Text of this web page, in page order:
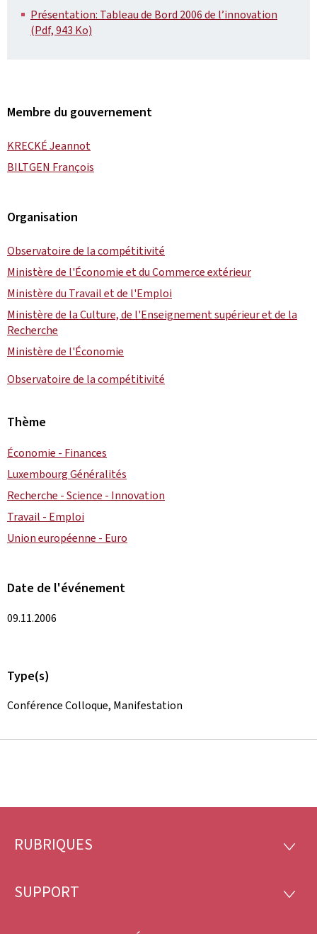
Présentation: Tableau de Bord 2006 de l’innovation
(Pdf, 943 Ko)
Membre du gouvernement
KRECKÉ Jeannot
BILTGEN François
Organisation
Observatoire de la compétitivité
Ministère de l'Économie et du Commerce extérieur
Ministère du Travail et de l'Emploi
Ministère de la Culture, de l'Enseignement supérieur et de la
Recherche
Ministère de l'Économie
Observatoire de la compétitivité
Thème
Économie - Finances
Luxembourg Généralités
Recherche - Science - Innovation
Travail - Emploi
Union européenne - Euro
Date de l'événement
09.11.2006
Type(s)
Conférence Colloque, Manifestation
Pied
page
RUBRIQUES
SUPPORT